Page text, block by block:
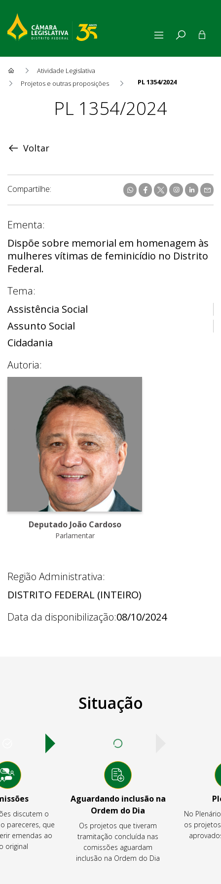
Atividade Legislativa
Projetos e outras proposições
PL 1354/2024
ProposiçãoPL 1354/2024
Voltar
Compartilhe:
Ementa:
Dispõe sobre memorial em homenagem às
mulheres vítimas de feminicídio no Distrito
Federal.
Tema:
Assistência Social
Assunto Social
Cidadania
Autoria:
Deputado João Cardoso
Parlamentar
Região Administrativa:
DISTRITO FEDERAL (INTEIRO)
Data da disponibilização:08/10/2024
Situação
discutem o
pareceres, que
emendas ao
original
Aguardando inclusão na
Ordem do Dia
Os projetos que tiveram
tramitação concluída nas
comissões aguardam
inclusão na Ordem do Dia
No
os